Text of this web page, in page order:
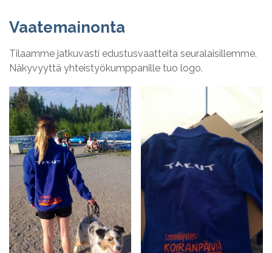
Vaatemainonta
Tilaamme jatkuvasti edustusvaatteita seuralaisillemme.
Näkyvyyttä yhteistyökumppanille tuo logo.